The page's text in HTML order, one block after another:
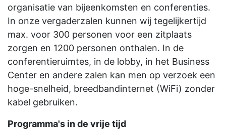
organisatie van bijeenkomsten en conferenties.
In onze vergaderzalen kunnen wij tegelijkertijd
max. voor 300 personen voor een zitplaats
zorgen en 1200 personen onthalen. In de
conferentieruimtes, in de lobby, in het Business
Center en andere zalen kan men op verzoek een
hoge-snelheid, breedbandinternet (WiFi) zonder
kabel gebruiken.
Programma's in de vrije tijd